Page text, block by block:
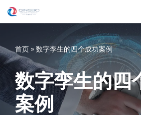
跳
正
文
首页 » 数字孪生的四个成功案例
数字孪生的四
案例